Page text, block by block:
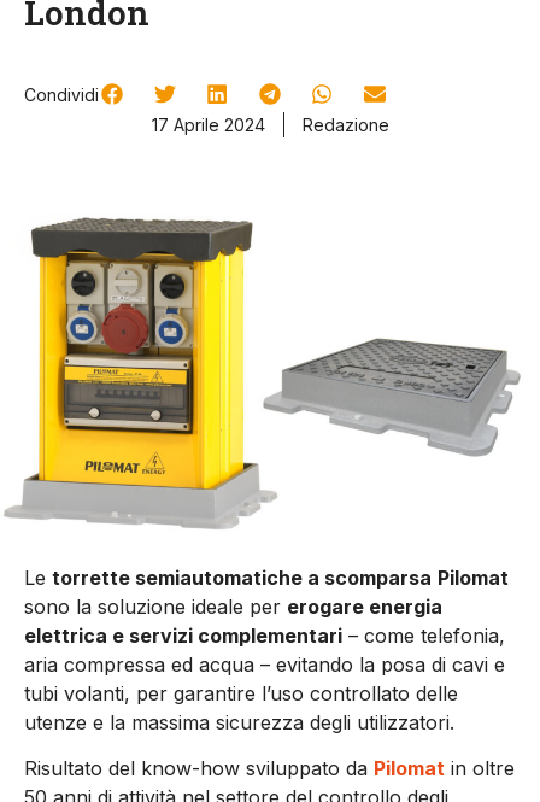
London
Condividi
17 Aprile 2024
Redazione
Le torrette semiautomatiche a scomparsa Pilomat
sono la soluzione ideale per erogare energia
elettrica e servizi complementari – come telefonia,
aria compressa ed acqua – evitando la posa di cavi e
tubi volanti, per garantire l’uso controllato delle
utenze e la massima sicurezza degli utilizzatori.
Risultato del know-how sviluppato da Pilomat in oltre